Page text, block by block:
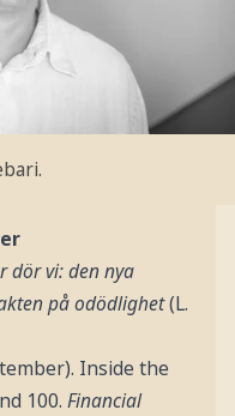
dör vi: den nya
på odödlighet(L.
Inside the
100.Financial